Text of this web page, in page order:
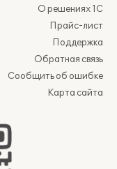
О решениях 1С
Прайс-лист
Поддержка
Обратная связь
Сообщить об ошибке
Карта сайта